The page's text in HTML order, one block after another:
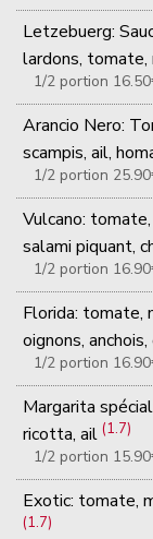
Letzebuerg:
lardons,
1/2 portion
Arancio Nero:
scampis, ail,
1/2 portion
Vulcano:
salami piquant,
1/2 portion
Florida: tomate,
oignons,
1/2 portion
Margarita
ricotta, ail(1.7)
1/2 portion
Exotic: tomate,
(1.7)